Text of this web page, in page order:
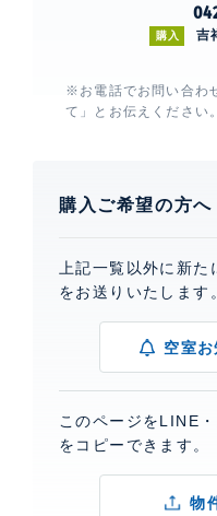
購入 吉
※お電話でお問い合わ
て」とお伝えください。
購入ご希望の方へ
上記一覧以外に新
をお送りいたします。
空室
このページをLINE
をコピーできます。
物